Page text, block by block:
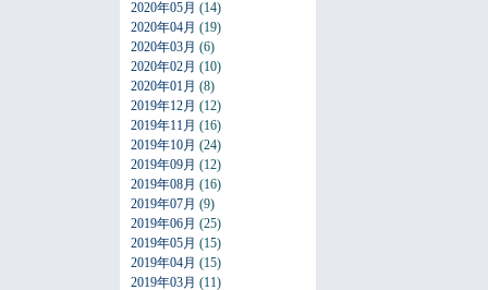
2020年05月 (14)
2020年04月 (19)
2020年03月 (6)
2020年02月 (10)
2020年01月 (8)
2019年12月 (12)
2019年11月 (16)
2019年10月 (24)
2019年09月 (12)
2019年08月 (16)
2019年07月 (9)
2019年06月 (25)
2019年05月 (15)
2019年04月 (15)
2019年03月 (11)